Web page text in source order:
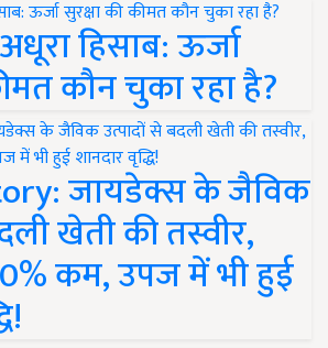
हिसाब: ऊर्जा
कौन चुका रहा है?
जायडेक्स के जैविक
खेती की तस्वीर,
कम, उपज में भी हुई